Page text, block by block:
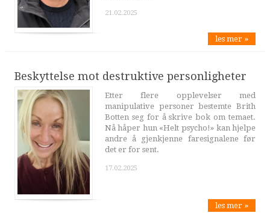
21.02.2025
les mer »
Beskyttelse mot destruktive personligheter
Etter flere opplevelser med
manipulative personer bestemte Brith
Botten seg for å skrive bok om temaet.
Nå håper hun «Helt psycho!» kan hjelpe
andre å gjenkjenne faresignalene før
det er for sent.
17.02.2025
les mer »